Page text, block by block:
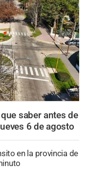
saber antes de
6 de agosto
en la provincia de